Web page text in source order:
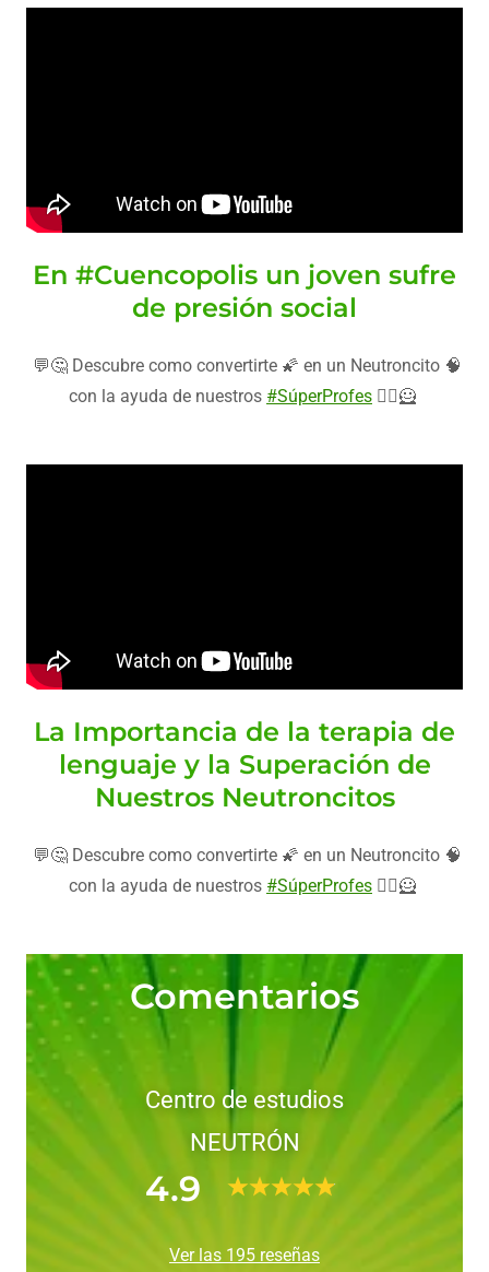
En #Cuencopolis un joven sufre
de presión social
💬🤔 Descubre como convertirte 🌠 en un Neutroncito 🧠
con la ayuda de nuestros #SúperProfes 🦸‍♂️🦸
La Importancia de la terapia de
lenguaje y la Superación de
Nuestros Neutroncitos
💬🤔 Descubre como convertirte 🌠 en un Neutroncito 🧠
con la ayuda de nuestros #SúperProfes 🦸‍♂️🦸
Comentarios
Centro de estudios
NEUTRÓN
4.9
Ver las 195 reseñas